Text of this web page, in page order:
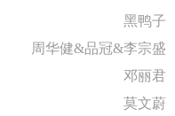
黑鸭子
周华健&品冠&李宗盛
邓丽君
莫文蔚